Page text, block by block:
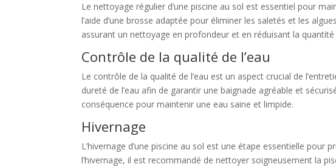
Le nettoyage régulier d’une piscine au sol est essentiel pour
l’aide d’une brosse adaptée pour éliminer les saletés et les
assurant un nettoyage en profondeur et en réduisant la
Contrôle de la qualité de l’eau
Le contrôle de la qualité de l’eau est un aspect crucial de
dureté de l’eau afin de garantir une baignade agréable et
conséquence pour maintenir une eau saine et limpide.
Hivernage
L’hivernage d’une piscine au sol est une étape essentielle
l’hivernage, il est recommandé de nettoyer soigneusement la